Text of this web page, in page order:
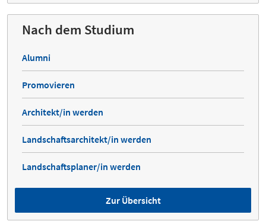
Nach dem Studium
Alumni
Promovieren
Architekt/in werden
Landschaftsarchitekt/in werden
Landschaftsplaner/in werden
Zur Übersicht